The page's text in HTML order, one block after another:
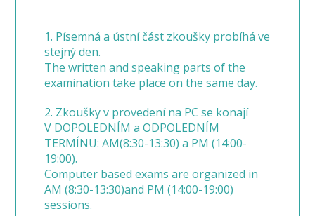
1. Písemná a ústní část zkoušky probíhá ve
stejný den.
The written and speaking parts of the
examination take place on the same day.
2. Zkoušky v provedení na PC se konají
V DOPOLEDNÍM a ODPOLEDNÍM
TERMÍNU: AM(8:30-13:30) a PM (14:00-
19:00).
Computer based exams are organized in
AM (8:30-13:30)and PM (14:00-19:00)
sessions.